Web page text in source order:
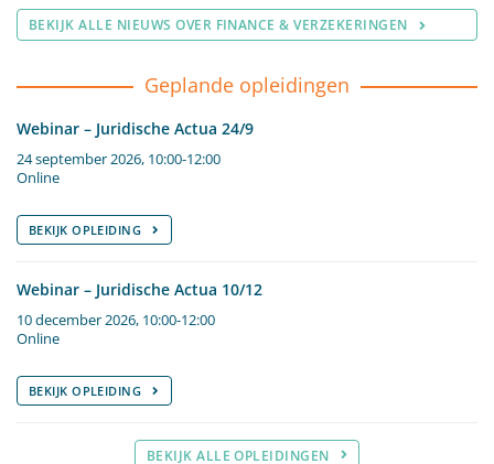
BEKIJK ALLE NIEUWS OVER FINANCE & VERZEKERINGEN
Geplande opleidingen
Webinar – Juridische Actua 24/9
24 september 2026, 10:00-12:00
Online
BEKIJK OPLEIDING
Webinar – Juridische Actua 10/12
10 december 2026, 10:00-12:00
Online
BEKIJK OPLEIDING
BEKIJK ALLE OPLEIDINGEN